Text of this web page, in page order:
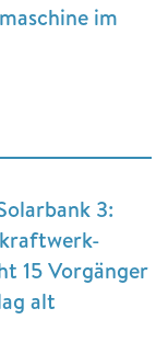
im
3:
15 Vorgänger
alt